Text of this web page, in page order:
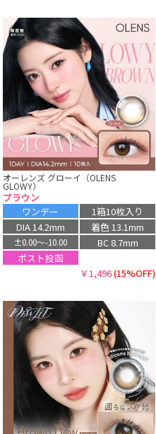
オーレンズ グローイ（OLENS
GLOWY）
ブラウン
ワンデー
1箱10枚入り
DIA 14.2mm
着色 13.1mm
±0.00〜-10.00
BC 8.7mm
ポスト投函
￥1,496(15%OFF)